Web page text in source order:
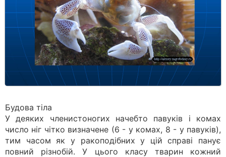
Будова тіла
У деяких членистоногих начебто павуків і комах
число ніг чітко визначене (6 - у комах, 8 - у павуків),
тим часом як у ракоподібних у цій справі панує
повний різнобій. У цього класу тварин кожний